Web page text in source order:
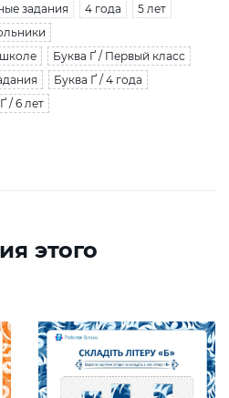
задания 4 года
5 лет
школе
Буква Ґ / Первый класс
Буква Ґ / 4 года
/ 6 лет
этого